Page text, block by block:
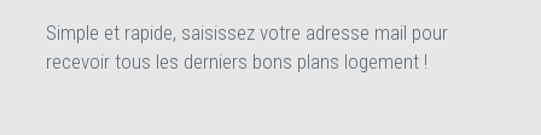
Simple et rapide, saisissez votre adresse mail pour
recevoir tous les derniers bons plans logement !